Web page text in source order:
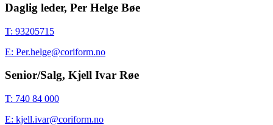
Daglig leder, Per Helge Bøe
T: 93205715
E: Per.helge@coriform.no
Senior/Salg, Kjell Ivar Røe
T: 740 84 000
E: kjell.ivar@coriform.no